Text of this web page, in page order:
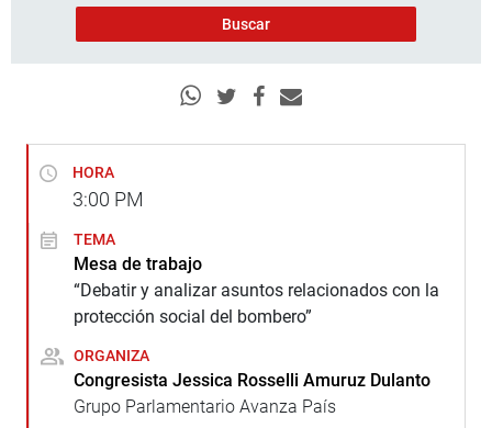
HORA
3:00 PM
TEMA
Mesa de trabajo
“Debatir y analizar asuntos relacionados con la
protección social del bombero”
ORGANIZA
Congresista Jessica Rosselli Amuruz Dulanto
Grupo Parlamentario Avanza País